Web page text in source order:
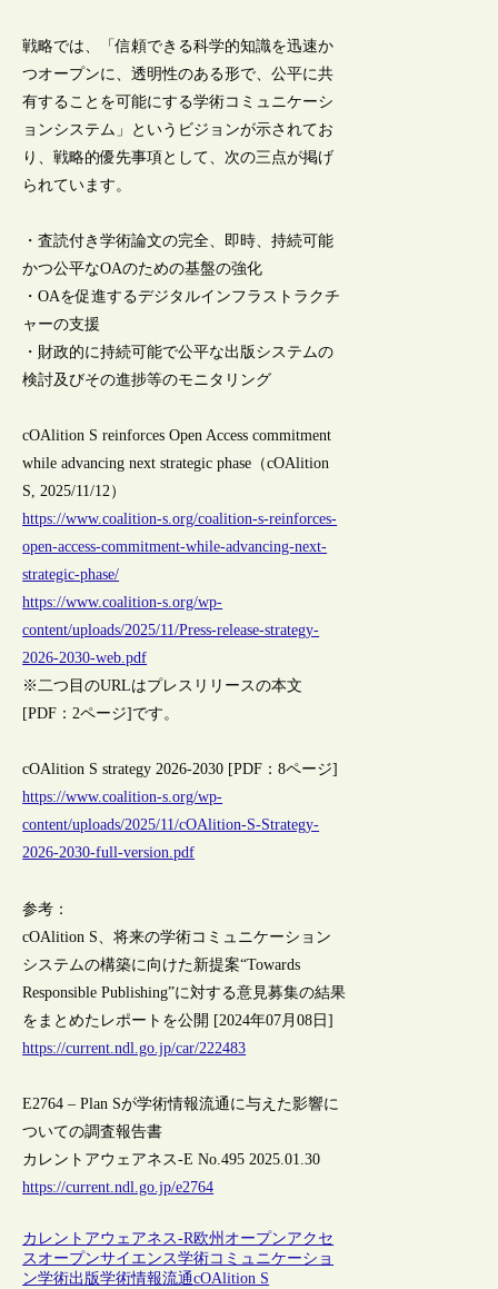
戦略では、「信頼できる科学的知識を迅速か
つオープンに、透明性のある形で、公平に共
有することを可能にする学術コミュニケーシ
ョンシステム」というビジョンが示されてお
り、戦略的優先事項として、次の三点が掲げ
られています。
・査読付き学術論文の完全、即時、持続可能
かつ公平なOAのための基盤の強化
・OAを促進するデジタルインフラストラクチ
ャーの支援
・財政的に持続可能で公平な出版システムの
検討及びその進捗等のモニタリング
cOAlition S reinforces Open Access commitment
while advancing next strategic phase（cOAlition
S, 2025/11/12）
https://www.coalition-s.org/coalition-s-reinforces-
open-access-commitment-while-advancing-next-
strategic-phase/
https://www.coalition-s.org/wp-
content/uploads/2025/11/Press-release-strategy-
2026-2030-web.pdf
※二つ目のURLはプレスリリースの本文
[PDF：2ページ]です。
cOAlition S strategy 2026-2030 [PDF：8ページ]
https://www.coalition-s.org/wp-
content/uploads/2025/11/cOAlition-S-Strategy-
2026-2030-full-version.pdf
参考：
cOAlition S、将来の学術コミュニケーション
システムの構築に向けた新提案“Towards
Responsible Publishing”に対する意見募集の結果
をまとめたレポートを公開 [2024年07月08日]
https://current.ndl.go.jp/car/222483
E2764 – Plan Sが学術情報流通に与えた影響に
ついての調査報告書
カレントアウェアネス-E No.495 2025.01.30
https://current.ndl.go.jp/e2764
カレントアウェアネス-R欧州 オープンアクセ
ス オープンサイエンス学術コミュニケーショ
ン学術出版学術情報流通cOAlition S